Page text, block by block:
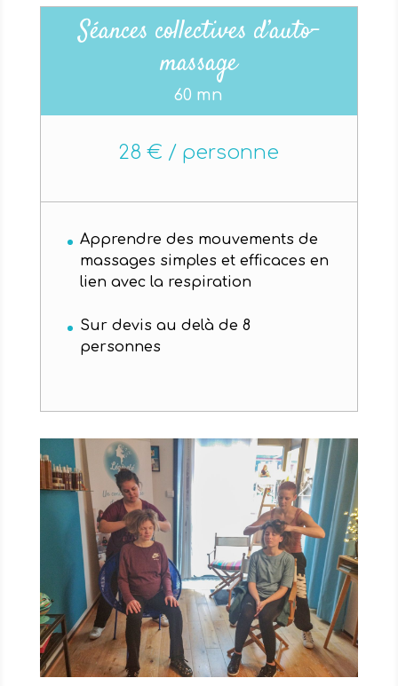
Séances collectives d’auto-
massage
60 mn
28 € / personne
Apprendre des mouvements de
massages simples et efficaces en
lien avec la respiration
Sur devis au delà de 8
personnes